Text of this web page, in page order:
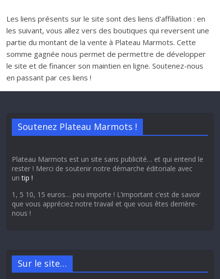
Les liens présents sur le site sont des liens d'affiliation : en
les suivant, vous allez vers des boutiques qui reversent une
partie du montant de la vente à Plateau Marmots. Cette
somme gagnée nous permet de permettre de développer
le site et de financer son maintien en ligne. Soutenez-nous
en passant par ces liens !
Soutenez Plateau Marmots !
Plateau Marmots est un site sans publicité… et qui entend le
rester ! Merci de soutenir notre démarche éditoriale avec
untip !
1, 5 10, 15 euros… peu importe ! L’important c’est de savoir
que vous appréciez notre travail et que vous êtes derrière-
nous !
Sur le site…